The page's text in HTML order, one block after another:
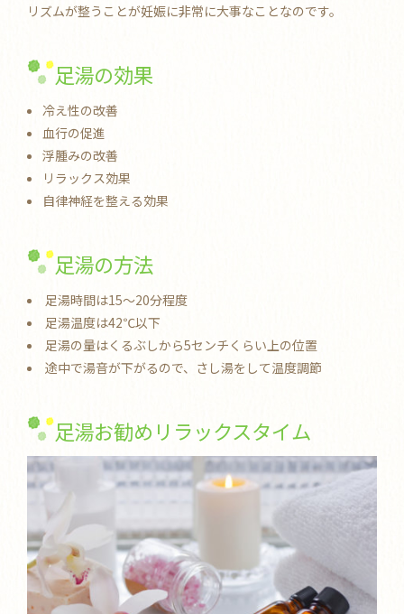
リズムが整うことが妊娠に非常に大事なことなのです。
足湯の効果
冷え性の改善
血行の促進
浮腫みの改善
リラックス効果
自律神経を整える効果
足湯の方法
足湯時間は15～20分程度
足湯温度は42℃以下
足湯の量はくるぶしから5センチくらい上の位置
途中で湯音が下がるので、さし湯をして温度調節
足湯お勧めリラックスタイム